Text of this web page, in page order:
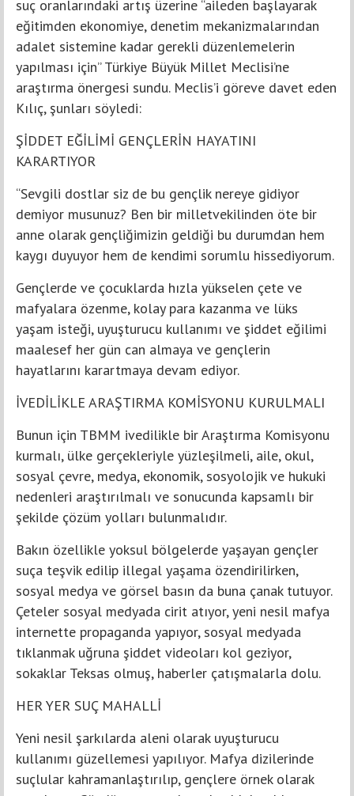
suç oranlarındaki artış üzerine “aileden başlayarak
eğitimden ekonomiye, denetim mekanizmalarından
adalet sistemine kadar gerekli düzenlemelerin
yapılması için” Türkiye Büyük Millet Meclisi’ne
araştırma önergesi sundu. Meclis’i göreve davet eden
Kılıç, şunları söyledi:
ŞİDDET EĞİLİMİ GENÇLERİN HAYATINI
KARARTIYOR
“Sevgili dostlar siz de bu gençlik nereye gidiyor
demiyor musunuz? Ben bir milletvekilinden öte bir
anne olarak gençliğimizin geldiği bu durumdan hem
kaygı duyuyor hem de kendimi sorumlu hissediyorum.
Gençlerde ve çocuklarda hızla yükselen çete ve
mafyalara özenme, kolay para kazanma ve lüks
yaşam isteği, uyuşturucu kullanımı ve şiddet eğilimi
maalesef her gün can almaya ve gençlerin
hayatlarını karartmaya devam ediyor.
İVEDİLİKLE ARAŞTIRMA KOMİSYONU KURULMALI
Bunun için TBMM ivedilikle bir Araştırma Komisyonu
kurmalı, ülke gerçekleriyle yüzleşilmeli, aile, okul,
sosyal çevre, medya, ekonomik, sosyolojik ve hukuki
nedenleri araştırılmalı ve sonucunda kapsamlı bir
şekilde çözüm yolları bulunmalıdır.
Bakın özellikle yoksul bölgelerde yaşayan gençler
suça teşvik edilip illegal yaşama özendirilirken,
sosyal medya ve görsel basın da buna çanak tutuyor.
Çeteler sosyal medyada cirit atıyor, yeni nesil mafya
internette propaganda yapıyor, sosyal medyada
tıklanmak uğruna şiddet videoları kol geziyor,
sokaklar Teksas olmuş, haberler çatışmalarla dolu.
HER YER SUÇ MAHALLİ
Yeni nesil şarkılarda aleni olarak uyuşturucu
kullanımı güzellemesi yapılıyor. Mafya dizilerinde
suçlular kahramanlaştırılıp, gençlere örnek olarak